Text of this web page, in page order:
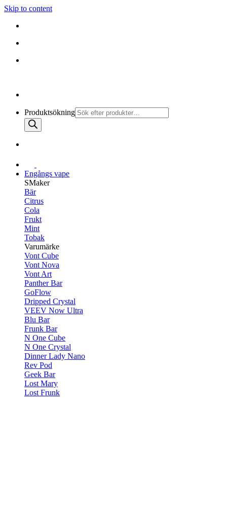
Skip to content
Produktsökning
Engångs vape
SMaker
Bär
Citrus
Cola
Frukt
Mint
Tobak
Varumärke
Vont Cube
Vont Nova
Vont Art
Panther Bar
GoFlow
Dripped Crystal
VEEV Now Ultra
Blu Bar
Frunk Bar
N One Cube
N One Crystal
Dinner Lady Nano
Rev Pod
Geek Bar
Lost Mary
Lost Frunk